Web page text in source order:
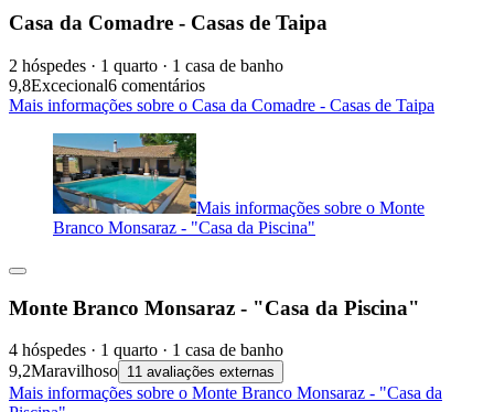
Casa da Comadre - Casas de Taipa
2 hóspedes · 1 quarto · 1 casa de banho
9,8Excecional6 comentários
Mais informações sobre o Casa da Comadre - Casas de Taipa
Mais informações sobre o Monte
Branco Monsaraz - "Casa da Piscina"
Monte Branco Monsaraz - "Casa da Piscina"
4 hóspedes · 1 quarto · 1 casa de banho
9,2Maravilhoso 11 avaliações externas
Mais informações sobre o Monte Branco Monsaraz - "Casa da